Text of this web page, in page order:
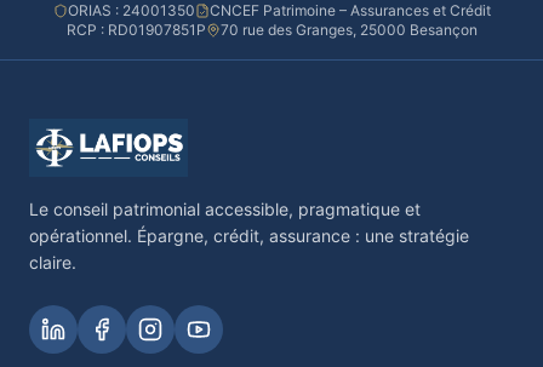
ORIAS : 24001350
CNCEF Patrimoine – Assurances et Crédit
RCP : RD01907851P
70 rue des Granges, 25000 Besançon
Le conseil patrimonial accessible, pragmatique et
opérationnel. Épargne, crédit, assurance : une stratégie
claire.